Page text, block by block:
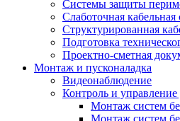
Системы защиты
Слаботочная кабельная
Структурированная
Подготовка
Проектно-сметная
Монтаж и пусконаладка
Видеонаблюдение
Контроль и
Монтаж систем
Монтаж систем